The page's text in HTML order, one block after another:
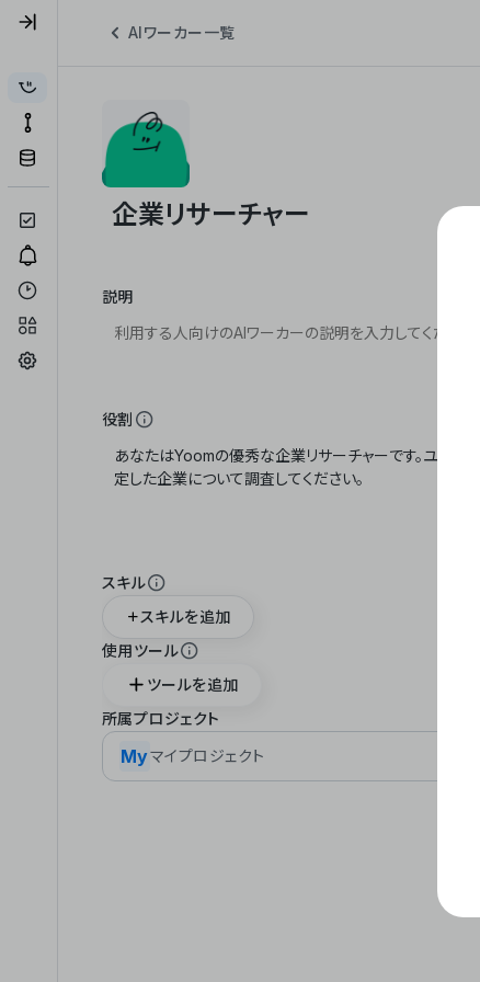
AIワーカー一覧
説明
役割
スキル
スキルを追加
使用ツール
ツールを追加
所属プロジェクト
Myマイプロジェクト